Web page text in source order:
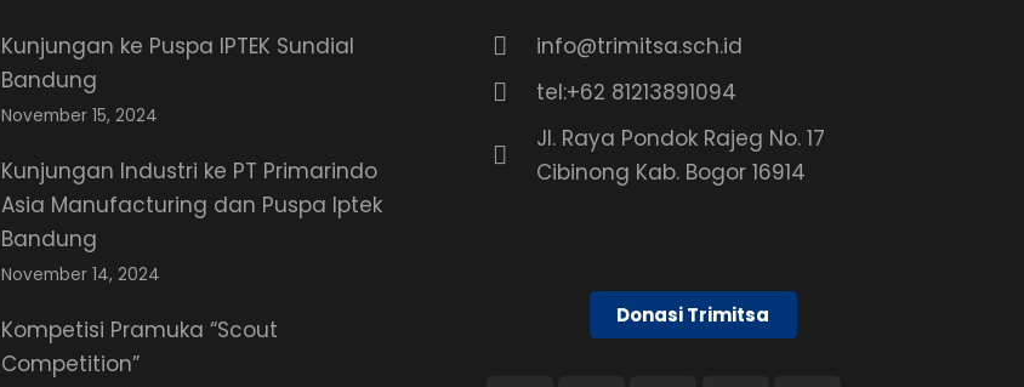
Kunjungan ke Puspa IPTEK Sundial
Bandung
November 15, 2024
Kunjungan Industri ke PT Primarindo
Asia Manufacturing dan Puspa Iptek
Bandung
November 14, 2024
Kompetisi Pramuka “Scout
Competition”
info@trimitsa.sch.id
tel:+62 81213891094
Jl. Raya Pondok Rajeg No. 17
Cibinong Kab. Bogor 16914
Donasi Trimitsa